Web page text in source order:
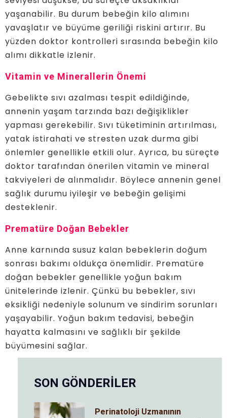
yaşanabilir. Bu durum bebeğin kilo alımını
yavaşlatır ve büyüme geriliği riskini artırır. Bu
yüzden doktor kontrolleri sırasında bebeğin kilo
alımı dikkatle izlenir.
Vitamin ve Minerallerin Önemi
Gebelikte sıvı azalması tespit edildiğinde,
annenin yaşam tarzında bazı değişiklikler
yapması gerekebilir. Sıvı tüketiminin artırılması,
yatak istirahati ve stresten uzak durma gibi
önlemler genellikle etkili olur. Ayrıca, bu süreçte
doktor tarafından önerilen vitamin ve mineral
takviyeleri de alınmalıdır. Böylece annenin genel
sağlık durumu iyileşir ve bebeğin gelişimi
desteklenir.
Prematüre Doğan Bebekler
Anne karnında susuz kalan bebeklerin doğum
sonrası bakımı oldukça önemlidir. Prematüre
doğan bebekler genellikle yoğun bakım
ünitelerinde izlenir. Çünkü bu bebekler, sıvı
eksikliği nedeniyle solunum ve sindirim sorunları
yaşayabilir. Yoğun bakım tedavisi, bebeğin
hayatta kalmasını ve sağlıklı bir şekilde
büyümesini sağlar.
SON GÖNDERİLER
Perinatoloji Uzmanının